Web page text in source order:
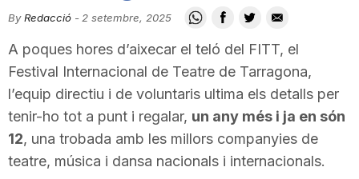
i
u
t
a
By Redacció - 2 setembre, 2025
A poques hores d’aixecar el teló del FITT, el
Festival Internacional de Teatre de Tarragona,
l’equip directiu i de voluntaris ultima els detalls per
tenir-ho tot a punt i regalar, un any més i ja en són
12, una trobada amb les millors companyies de
teatre, música i dansa nacionals i internacionals.